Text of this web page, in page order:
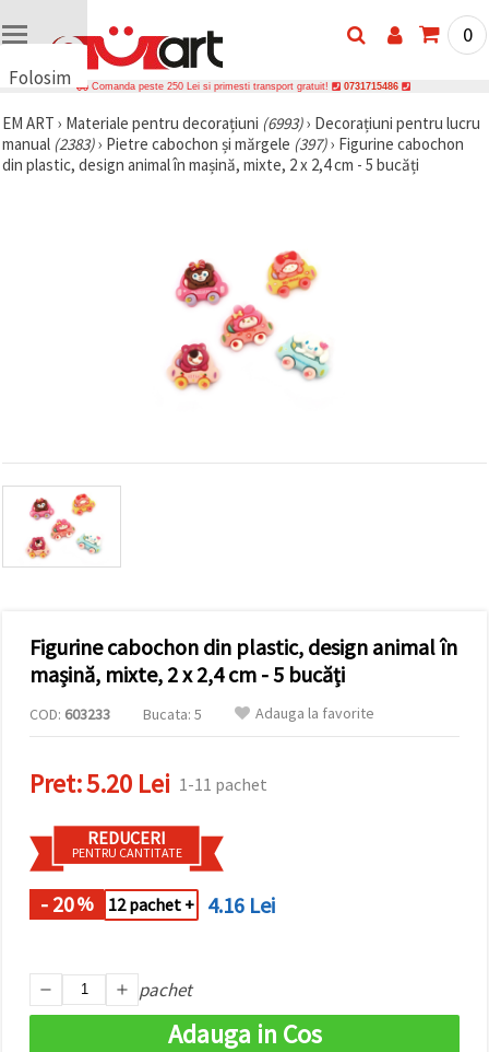
Folosim
uri
🍪 Folosim
cookie-uri
afișa
conținut și
reclame
mai
relevante,
analiză și
marketing.
Puteți fi de
acord să
utilizați
toate
urile făcând
clic pe
toate!" Sau
să vă
indicați
selectând
făcând clic
pe butonul
"Salvați"
0
Comanda peste 250 Lei si primesti transport gratuit! 0731715486
EM ART › Materiale pentru decorațiuni (6993)› Decorațiuni pentru lucru
manual (2383)› Pietre cabochon și mărgele (397)› Figurine cabochon
din plastic, design animal în mașină, mixte, 2 x 2,4 cm - 5 bucăți
Figurine cabochon din plastic, design animal în
mașină, mixte, 2 x 2,4 cm - 5 bucăți
COD: 603233 Bucata: 5 Adauga la favorite
Pret:5.20 Lei 1-11 pachet
REDUCERI
PENTRU CANTITATE
- 20% 12 pachet + 4.16 Lei
pachet
Adauga in Cos